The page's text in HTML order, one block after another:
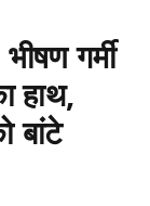
गर्मी
हाथ,
बांटे